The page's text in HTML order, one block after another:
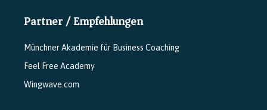
Partner / Empfehlungen
Münchner Akademie für Business Coaching
Feel Free Academy
Wingwave.com